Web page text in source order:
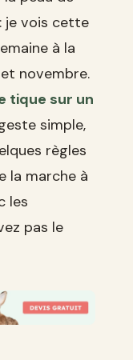
je vois cette
à la
novembre.
tique sur un
simple,
règles
la marche à
les
pas le